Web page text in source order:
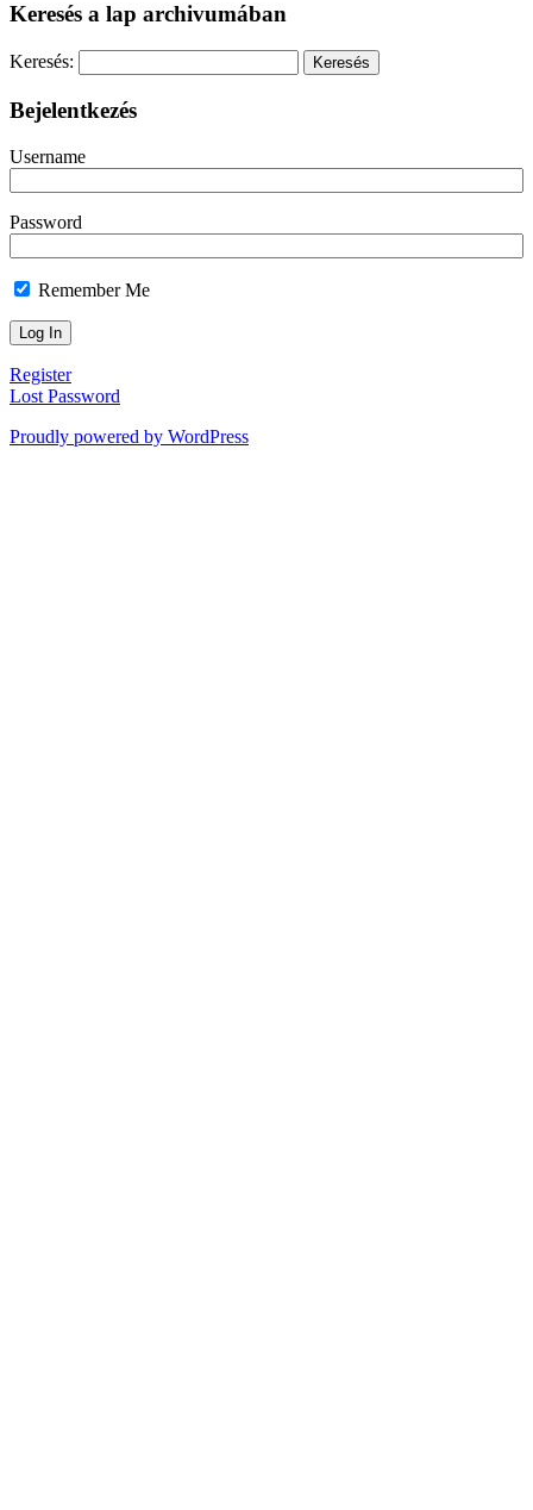
Keresés a lap archivumában
Keresés:
Bejelentkezés
Username
Password
Remember Me
Register
Lost Password
Proudly powered by WordPress